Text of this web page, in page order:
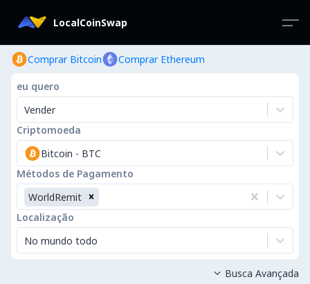
LocalCoinSwap
Comprar Bitcoin Comprar Ethereum
eu quero
Vender
Criptomoeda
Bitcoin - BTC
Métodos de Pagamento
WorldRemit
Localização
No mundo todo
 Busca Avançada